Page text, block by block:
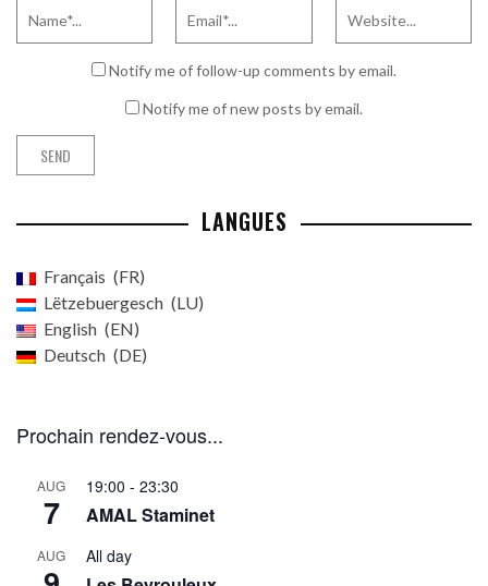
Notify me of follow-up comments by email.
Notify me of new posts by email.
LANGUES
Français
FR
Lëtzebuergesch
LU
English
EN
Deutsch
DE
Prochain rendez-vous...
AUG
7
19:00 - 23:30
AMAL Staminet
AUG All day